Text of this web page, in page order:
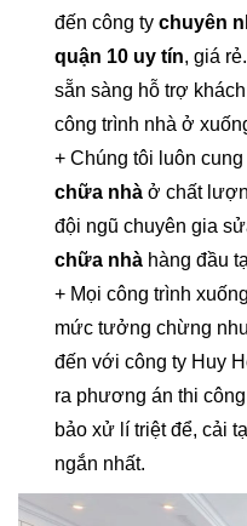
đến công ty chuyên
quận 10 uy tín, giá
sẵn sàng hỗ trợ
công trình nhà ở
+ Chúng tôi luôn cung
chữa nhà ở chất
đội ngũ chuyên gia
chữa nhà hàng đầu
+ Mọi công trình
mức tưởng chừng
đến với công ty Huy
ra phương án thi
bảo xử lí triệt để, cải
ngắn nhất.